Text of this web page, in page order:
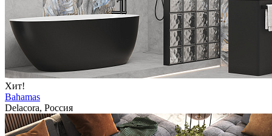
Хит!
Bahamas
Delacora, Россия